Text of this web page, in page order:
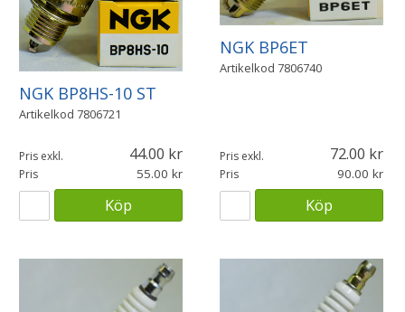
NGK BP8HS-10 ST
Artikelkod 7806721
Pris exkl. 44.00
Pris 55.00
Köp
NGK BP6ET
Artikelkod 7806740
Pris exkl. 72.00
Pris 90.00
Köp